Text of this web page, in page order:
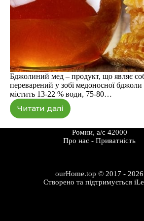
Бджолиний мед – продукт, що являє
переварений у зобі медоносної
містить 13-22 % води, 75-80…
Читати далі
Мед
Ромни, а/с 42000
Про наc -Приватність
ourHome.top © 2017 - 2026
Створено та підтримується